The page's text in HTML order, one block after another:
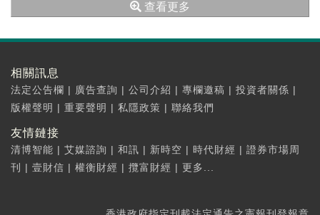
查看更多
相關訊息
法定公告欄 | 廣告查詢 | 公司介紹 | 專欄邀稿 | 投資者關係 |
版權聲明 | 重要聲明 | 私隱政策 | 聯絡我們
友情鏈接
清博智能 | 艾媒諮詢 | 和訊 | 新時空 | 時代財經 | 證券市場周
刊
| 壹財信 | 權衡財經 | 攬富財經 | 更多...